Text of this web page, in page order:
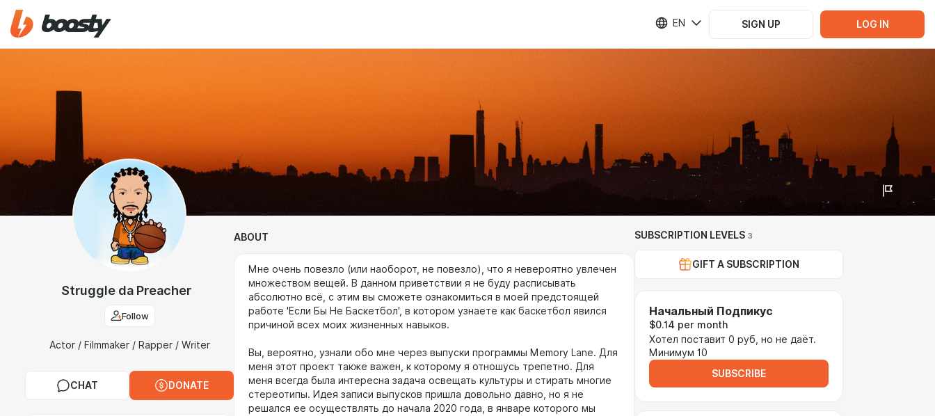
EN SIGN UP LOG IN
Struggle da Preacher
Follow
Actor / Filmmaker / Rapper / Writer
CHAT DONATE
ABOUT
Мне очень повезло (или наоборот, не повезло), что я невероятно увлечен
множеством вещей. В данном приветствии я не буду расписывать
абсолютно всё, с этим вы сможете ознакомиться в моей предстоящей
работе 'Если Бы Не Баскетбол', в котором узнаете как баскетбол явился
причиной всех моих жизненных навыков.
Вы, вероятно, узнали обо мне через выпуски программы Memory Lane. Для
меня этот проект также важен, к которому я отношусь трепетно. Для
меня всегда была интересна задача освещать культуры и стирать многие
стереотипы. Идея записи выпусков пришла довольно давно, но я не
решался ее осуществлять до начала 2020 года, в январе которого мы
SUBSCRIPTION LEVELS 3
GIFT A SUBSCRIPTION
Начальный Подпикус
$0.14 per month
Хотел поставит 0 руб, но не даёт.
Минимум 10
SUBSCRIBE